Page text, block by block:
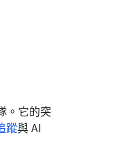
。它的突
蹤與 AI